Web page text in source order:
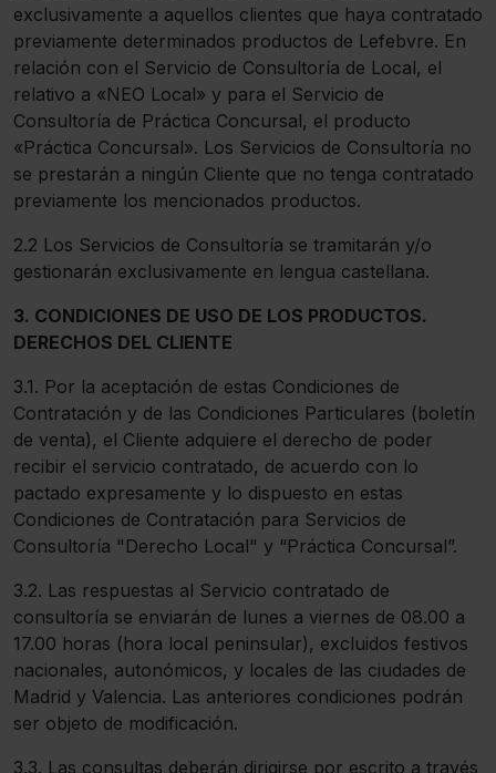
exclusivamente a aquellos clientes que haya contratado
previamente determinados productos de Lefebvre. En
relación con el Servicio de Consultoría de Local, el
relativo a «NEO Local» y para el Servicio de
Consultoría de Práctica Concursal, el producto
«Práctica Concursal». Los Servicios de Consultoría no
se prestarán a ningún Cliente que no tenga contratado
previamente los mencionados productos.
2.2 Los Servicios de Consultoría se tramitarán y/o
gestionarán exclusivamente en lengua castellana.
3. CONDICIONES DE USO DE LOS PRODUCTOS.
DERECHOS DEL CLIENTE
3.1. Por la aceptación de estas Condiciones de
Contratación y de las Condiciones Particulares (boletín
de venta), el Cliente adquiere el derecho de poder
recibir el servicio contratado, de acuerdo con lo
pactado expresamente y lo dispuesto en estas
Condiciones de Contratación para Servicios de
Consultoría "Derecho Local" y “Práctica Concursal”.
3.2. Las respuestas al Servicio contratado de
consultoría se enviarán de lunes a viernes de 08.00 a
17.00 horas (hora local peninsular), excluidos festivos
nacionales, autonómicos, y locales de las ciudades de
Madrid y Valencia. Las anteriores condiciones podrán
ser objeto de modificación.
3.3. Las consultas deberán dirigirse por escrito a través